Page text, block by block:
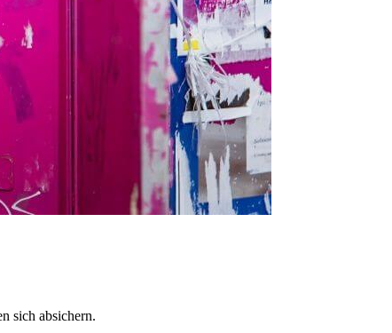
sich absichern.